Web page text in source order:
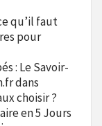
qu’il faut
pour
: Le Savoir-
dans
choisir ?
en 5 Jours